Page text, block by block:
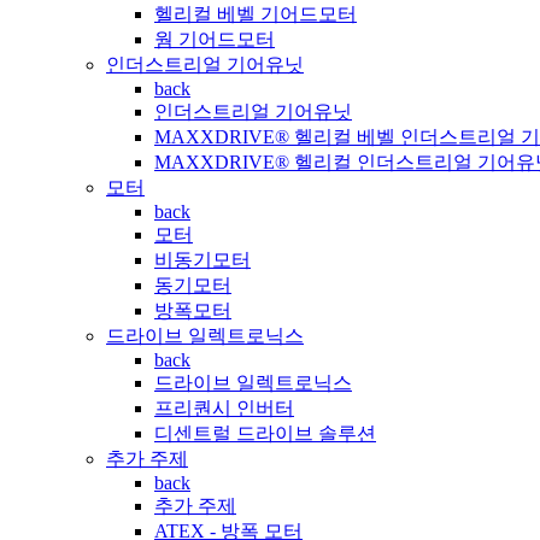
헬리컬 베벨 기어드모터
웜 기어드모터
인더스트리얼 기어유닛
back
인더스트리얼 기어유닛
MAXXDRIVE® 헬리컬 베벨 인더스트리얼
MAXXDRIVE® 헬리컬 인더스트리얼 기어유
모터
back
모터
비동기모터
동기모터
방폭모터
드라이브 일렉트로닉스
back
드라이브 일렉트로닉스
프리퀀시 인버터
디센트럴 드라이브 솔루션
추가 주제
back
추가 주제
ATEX - 방폭 모터